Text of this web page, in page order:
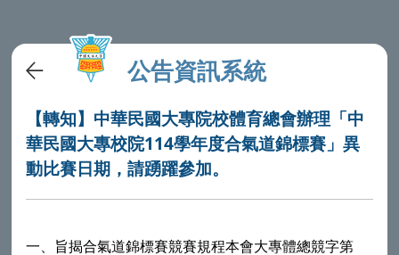
公告資訊系統
【轉知】中華民國大專院校體育總會辦理「中
華民國大專校院114學年度合氣道錦標賽」異
動比賽日期，請踴躍參加。
一、旨揭合氣道錦標賽競賽規程本會大專體總競字第